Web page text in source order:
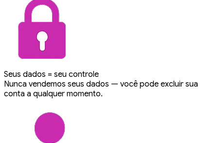
Seus dados = seu controle
Nunca vendemos seus dados — você pode excluir sua
conta a qualquer momento.